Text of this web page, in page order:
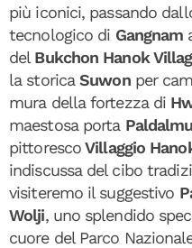
più iconici, passando
tecnologico di Gangnam
del Bukchon Hanok
la storicaSuwon per
mura della fortezza di
maestosa porta
pittorescoVillaggio
indiscussa del cibo
visiteremo il suggestivo
Wolji, uno splendido
cuore del Parco